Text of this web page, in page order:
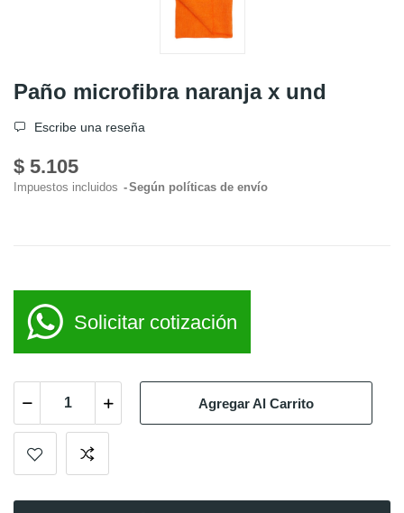
Paño microfibra naranja x und
Escribe una reseña
$ 5.105
Impuestos incluidos Según políticas de envío
Solicitar cotización
Agregar Al Carrito